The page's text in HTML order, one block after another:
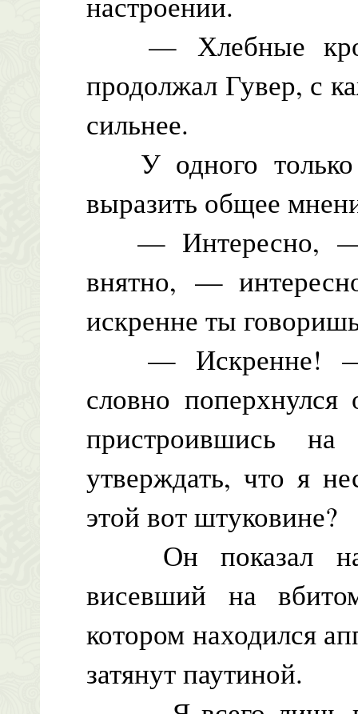
— Хлебные
продолжал Гувер, с
сильнее.
У одного только
выразить общее
— Интересно, —
внятно, —
искренне ты
— Искренне! —
словно
пристроившись
утверждать, что я
этой вот штуковине?
Он показал на
висевший на
котором находился
затянут паутиной.